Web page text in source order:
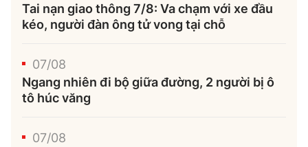
Tai nạn giao thông 7/8: Va chạm với xe đầu
kéo, người đàn ông tử vong tại chỗ
07/08
Ngang nhiên đi bộ giữa đường, 2 người bị ô
tô húc văng
07/08